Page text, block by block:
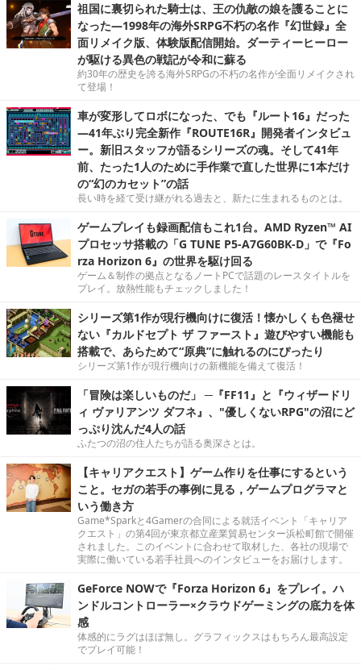
祖国に裏切られた騎士は、王の仇敵の娘を護ることに
なった―1998年の海外SRPG不朽の名作『幻世録』全
面リメイク版、体験版配信開始。ダーティーヒーロー
が駆ける異色の戦記が令和に蘇る
約30年の歴史を誇る海外SRPGの不朽の名作が全面リメイクされ
て登場！
車が変形してロボになった、でも『ルート16』だった
―41年ぶり完全新作『ROUTE16R』開発者インタビュ
ー。新旧スタッフが語るシリーズの魂。そして41年
前、たった1人のために手作業で直した世界に1本だけ
の“幻のカセット”の話
長い時を経て受け継がれる過去と、新たに生まれるものとは。
ゲームプレイも録画配信もこれ1台。AMD Ryzen™ AI
プロセッサ搭載の「G TUNE P5-A7G60BK-D」で『Fo
rza Horizon 6』の世界を駆け回る
ゲーム＆制作の拠点となるノートPCで話題のレースタイトルを
プレイ。放熱性能もチェックしました！
シリーズ第1作が現行機向けに復活！懐かしくも色褪せ
ない『カルドセプト ザ ファースト』遊びやすい機能も
搭載で、あらためて“原典”に触れるのにぴったり
シリーズ第1作が現行機向けの新機能を備えて復活！
「冒険は楽しいものだ」 ─『FF11』と『ウィザードリ
ィ ヴァリアンツ ダフネ』、"優しくないRPG"の沼にど
っぷり沈んだ4人の話
ふたつの沼の住人たちが語る奥深さとは。
【キャリアクエスト】ゲーム作りを仕事にするという
こと。セガの若手の事例に見る，ゲームプログラマと
いう働き方
Game*Sparkと4Gamerの合同による就活イベント「キャリア
クエスト」の第4回が東京都立産業貿易センター浜松町館で開催
されました。このイベントに合わせて取材した、各社の現場で
実際に働いている若手社員へのインタビューをお届けします。
GeForce NOWで『Forza Horizon 6』をプレイ。ハ
ンドルコントローラー×クラウドゲーミングの底力を体
感
体感的にラグはほぼ無し。グラフィックスはもちろん最高設定
でプレイ可能！